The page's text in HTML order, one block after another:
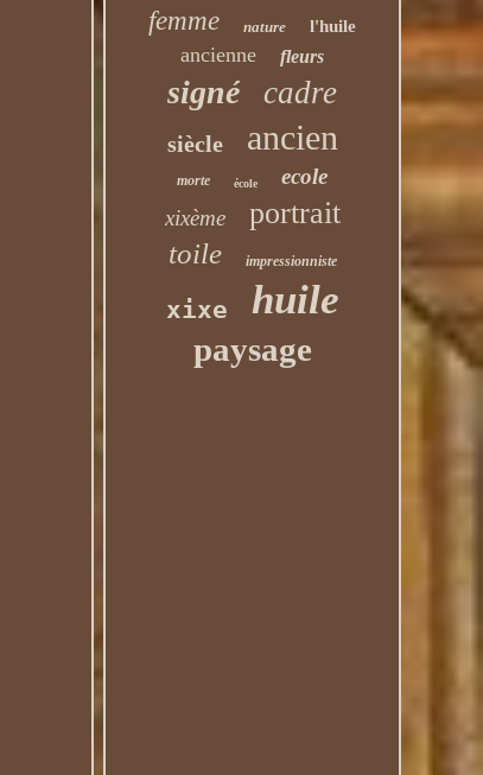
femme nature l'huile
ancienne fleurs
signé cadre
siècle ancien
morte école
ecole
xixème
portrait
toile impressionniste
xixe huile
paysage